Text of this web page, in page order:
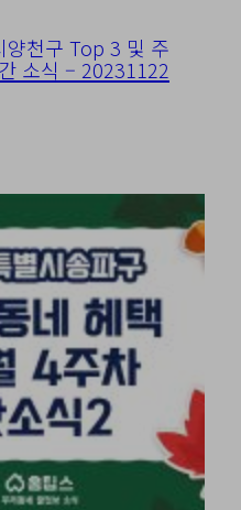
양천구 Top 3 및 주
간 소식 – 20231122